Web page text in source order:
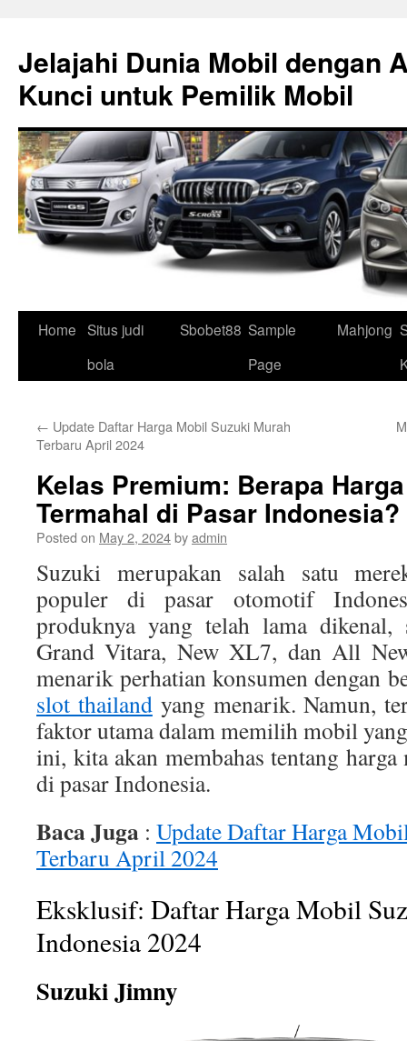
content
Jelajahi Dunia Mobil dengan
Kunci untuk Pemilik Mobil
Home Situs judi
bola
Sbobet88 Sample
Page
Mahjong
← Update Daftar Harga Mobil Suzuki Murah
Terbaru April 2024
Kelas Premium: Berapa
Termahal di Pasar Indonesia?
Posted on May 2, 2024byadmin
Suzuki merupakan salah satu
populer di pasar otomotif
produknya yang telah lama dikenal,
Grand Vitara, New XL7, dan All
menarik perhatian konsumen dengan
slot thailandyang menarik. Namun,
faktor utama dalam memilih mobil
ini, kita akan membahas tentang
di pasar Indonesia.
Baca Juga : Update Daftar Harga
Terbaru April 2024
Eksklusif: Daftar Harga Mobil
Indonesia 2024
Suzuki Jimny